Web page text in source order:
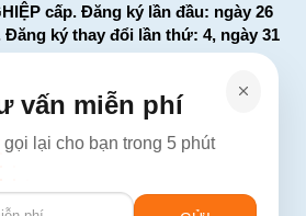
cấp. Đăng ký lần đầu: ngày 26
Đăng ký thay đổi lần thứ: 4, ngày 31
Đa, Hà Nội
Phường 12, Quận 10, TP. Hồ Chí
001 001
vấn miễn phí
lại cho bạn trong 5 phút
Please